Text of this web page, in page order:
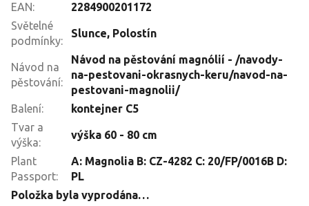
EAN:
2284900201172
Světelné
podmínky:
Slunce, Polostín
Návod na
pěstování:
Návod na pěstování magnólií - /navody-
na-pestovani-okrasnych-keru/navod-na-
pestovani-magnolii/
Balení:
kontejner C5
Tvar a
výška:
výška 60 - 80 cm
Plant
Passport:
A: Magnolia B: CZ-4282 C: 20/FP/0016B D:
PL
Položka byla vyprodána…